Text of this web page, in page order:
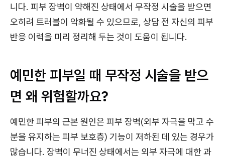
니다. 피부 장벽이 약해진 상태에서 무작정 시술을 받으면
오히려 트러블이 악화될 수 있으므로, 상담 전 자신의 피부
반응 이력을 미리 정리해 두는 것이 도움이 됩니다.
예민한 피부일 때 무작정 시술을 받으
면 왜 위험할까요?
예민한 피부의 근본 원인은 피부 장벽(외부 자극을 막고 수
분을 유지하는 피부 보호층) 기능이 저하된 데 있는 경우가
많습니다. 장벽이 무너진 상태에서는 외부 자극에 대한 과